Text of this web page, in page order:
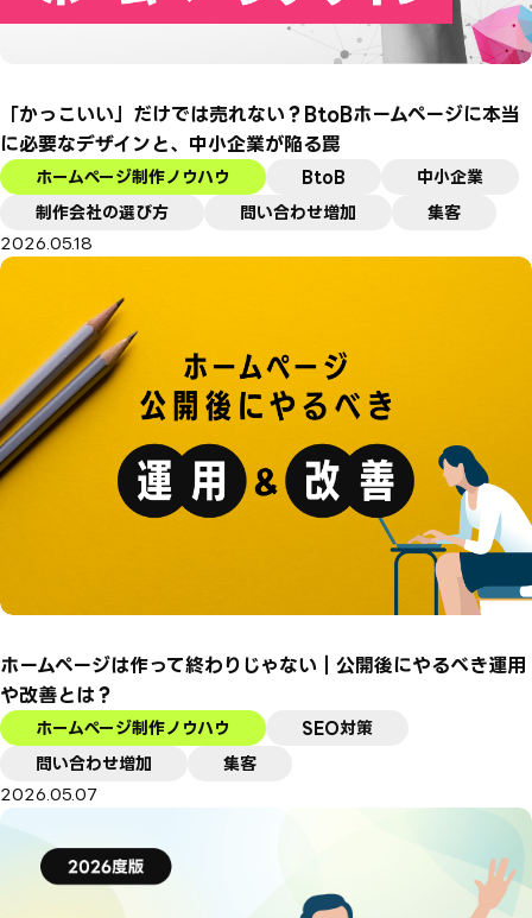
「かっこいい」だけでは売れない？BtoBホームページに本当
に必要なデザインと、中小企業が陥る罠
ホームページ制作ノウハウ BtoB
中小企業
制作会社の選び方
問い合わせ増加
集客
2026.05.18
ホームページは作って終わりじゃない｜公開後にやるべき運用
や改善とは？
ホームページ制作ノウハウ
SEO対策
問い合わせ増加
集客
2026.05.07